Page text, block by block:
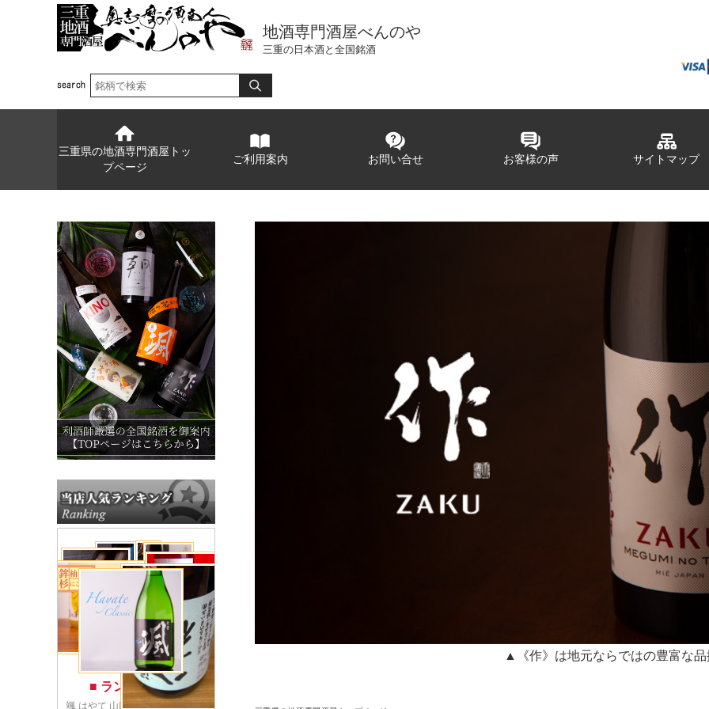
地酒専門酒屋べんのや
三重の日本酒と全国銘酒
三重県の地酒専門酒屋トッ
プページ
ご利用案内 お問い合せ お客様の声 サイトマップ
▲《作》は地元ならではの豊富な